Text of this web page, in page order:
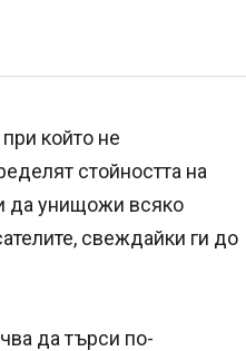
който не
стойността на
да унищожи всяко
свеждайки ги до
да търси по-